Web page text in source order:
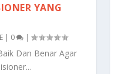
YANG
| 0 |
Dan Benar Agar